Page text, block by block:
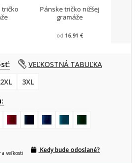
tričko
Pánske tričko nižšej
gramáže
od 16.91 €
VEĽKOSTNÁ TABUĽKA
2XL 3XL
veľkosti Kedy bude odoslané?